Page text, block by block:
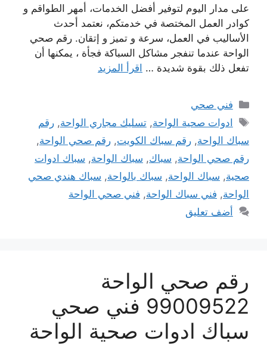
على مدار اليوم لتوفير أفضل الخدمات، أمهر الطواقم و
كوادر العمل المختصة في خدمتكم، نعتمد أحدث
الأساليب في العمل، سرعة و تميز و إتقان. رقم صحي
الواحة عندما تنفجر مشاكل السباكة فجأة ، يمكنها أن
تفعل ذلك بقوة شديدة … اقرأ المزيد
التصنيفات
فني صحي
الوسوم
ادوات صحية الواحة,تسليك مجاري الواحة,رقم
سباك الواحة, رقم سباك الكويت, رقم صحي الواحة,
رقم صحي الواحة, سباك, سباك الواحة, سباك ادوات
صحية, سباك الواحة, سباك بالواحة, سباك هندي صحي
الواحة, فني سباك الواحة, فني صحي الواحة
أضف تعليق
رقم صحي الواحة
99009522 فني صحي
سباك ادوات صحية الواحة